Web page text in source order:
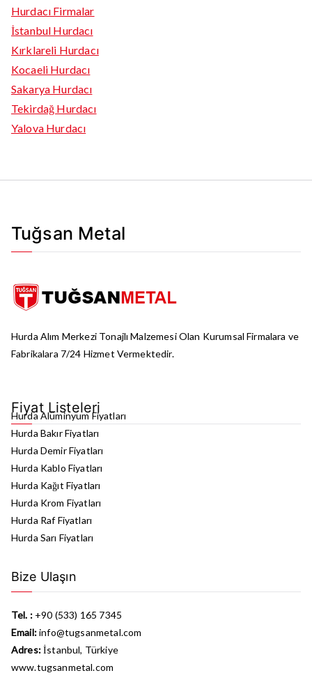
Hurdacı Firmalar
İstanbul Hurdacı
Kırklareli Hurdacı
Kocaeli Hurdacı
Sakarya Hurdacı
Tekirdağ Hurdacı
Yalova Hurdacı
Tuğsan Metal
Hurda Alım Merkezi Tonajlı Malzemesi Olan Kurumsal Firmalara ve
Fabrikalara 7/24 Hizmet Vermektedir.
Fiyat Listeleri
Hurda Alüminyum Fiyatları
Hurda Bakır Fiyatları
Hurda Demir Fiyatları
Hurda Kablo Fiyatları
Hurda Kağıt Fiyatları
Hurda Krom Fiyatları
Hurda Raf Fiyatları
Hurda Sarı Fiyatları
Bize Ulaşın
Tel. :+90 (533) 165 7345
Email:info@tugsanmetal.com
Adres:İstanbul, Türkiye
www.tugsanmetal.com